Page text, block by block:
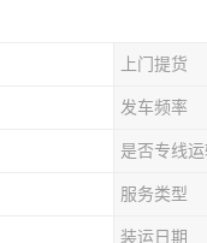
上门提货
发车频率
是否专线运
服务类型
装运日期